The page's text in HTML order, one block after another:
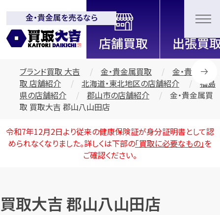
全国2200店舗以上展開中！
信頼と実績の買取専門店「買取大
吉」
金・貴金属を売るなら
ブランド買取 大吉 金・貴金属買取
金・貴金属買
取 店舗紹介
北海道・東北地区の店舗紹介
福島
県の店舗紹介
郡山市の店舗紹介
金・貴金属買
取 買取大吉 郡山八山田店
令和7年12月2日より従来の健康保険証が身分証明書として認
められなくなりました。詳しくは下部の「買取に必要なもの」を
ご確認ください。
買取大吉 郡山八山田店